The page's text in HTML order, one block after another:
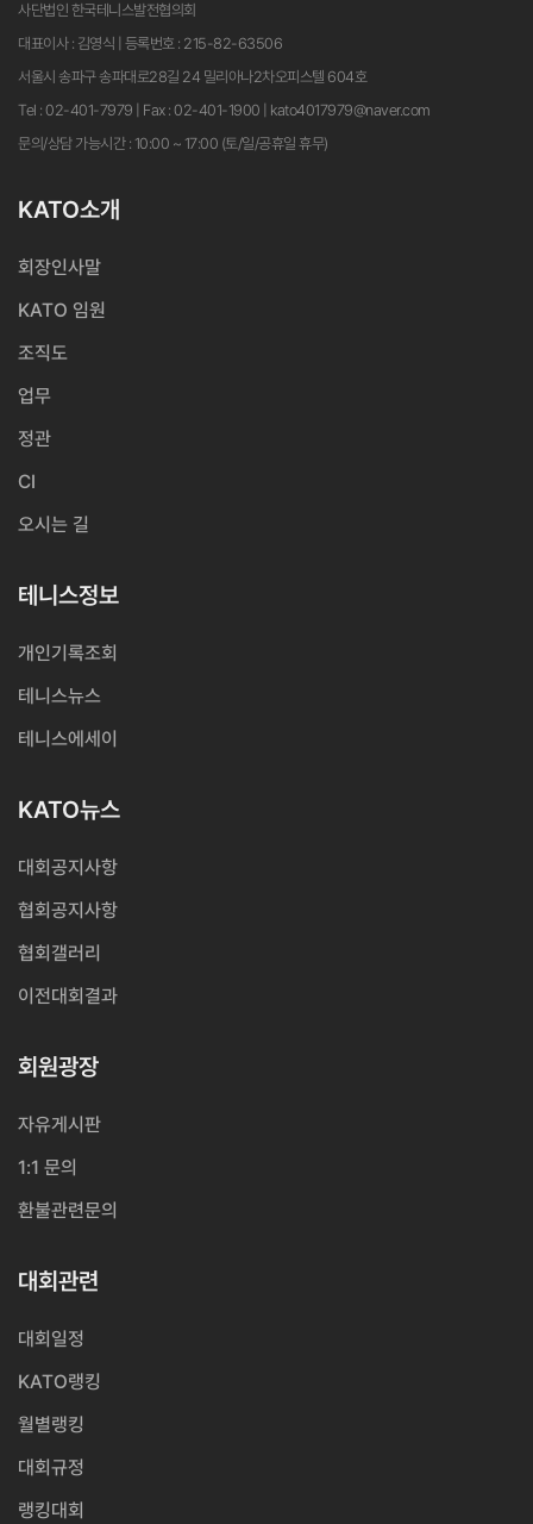
사단법인 한국테니스발전협의회
대표이사 : 김영식 | 등록번호 : 215-82-63506
서울시 송파구 송파대로28길 24 밀리아나2차오피스텔 604호
Tel : 02-401-7979 | Fax : 02-401-1900 | kato4017979@naver.com
문의/상담 가능시간 : 10:00 ~ 17:00 (토/일/공휴일 휴무)
KATO소개
회장인사말
KATO 임원
조직도
업무
정관
CI
오시는 길
테니스정보
개인기록조회
테니스뉴스
테니스에세이
KATO뉴스
대회공지사항
협회공지사항
협회갤러리
이전대회결과
회원광장
자유게시판
1:1 문의
환불관련문의
대회관련
대회일정
KATO랭킹
월별랭킹
대회규정
랭킹대회